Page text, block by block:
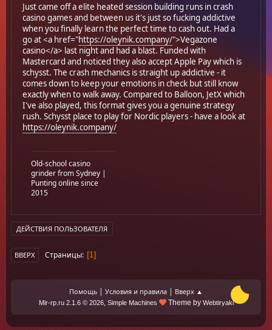
Just came off a elite heated session building runs in crash
casino games and between us it's just so fucking addictive
when you finally learn the perfect time to cash out. Had a
go at <a href="https://oleynik.company/">Vegazone
casino</a> last night and had a blast. Funded with
Mastercard and noticed they also accept Apple Pay which is
schysst. The crash mechanics is straight up addictive - it
comes down to keep your emotions in check but still know
exactly when to walk away. Compared to Balloon, JetX which
I've also played, this format gives you a genuine strategy
rush. Schysst place to play for Nordic players - have a look at
https://oleynik.company/
Old-school casino
grinder from Sydney |
Punting online since
2015
ДЕЙСТВИЯ ПОЛЬЗОВАТЕЛЯ
ВВЕРХ Страницы 1
Помощь | Условия и правила | Вверх ▲
Mir-rp.ru 2.1.6 © 2026, Simple Machines Theme by Webtiryaki